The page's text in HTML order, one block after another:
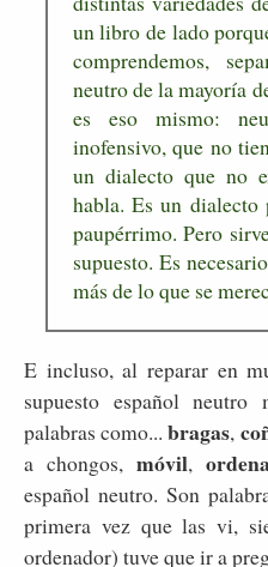
un libro de lado
comprendemos,
neutro de la mayoría
es eso mismo:
inofensivo, que no
un dialecto que no
habla. Es un dialecto
paupérrimo. Pero
supuesto. Es
más de lo que se
E incluso, al reparar en
supuesto español neutro
palabras como...bragas,
a chongos, móvil,
español neutro. Son
primera vez que las vi,
ordenador) tuve que ir a